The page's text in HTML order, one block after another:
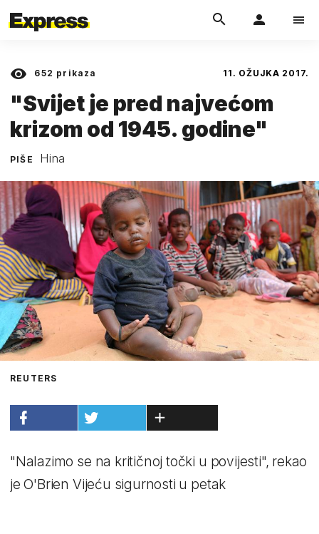
652 prikaza 11. OŽUJKA 2017.
"Svijet je pred najvećom
krizom od 1945. godine"
PIŠE Hina
REUTERS
"Nalazimo se na kritičnoj točki u povijesti", rekao
je O'Brien Vijeću sigurnosti u petak